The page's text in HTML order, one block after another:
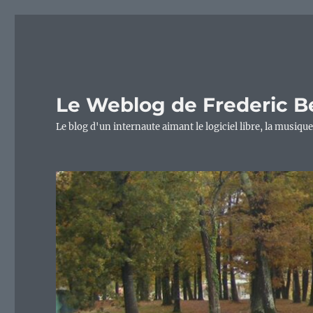
Le Weblog de Frederic
Le blog d'un internaute aimant le logiciel libre, la